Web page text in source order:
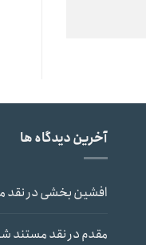
آخرین دیدگاه ها
افشین بخشیدرنقد
مقدمدرنقد مستند